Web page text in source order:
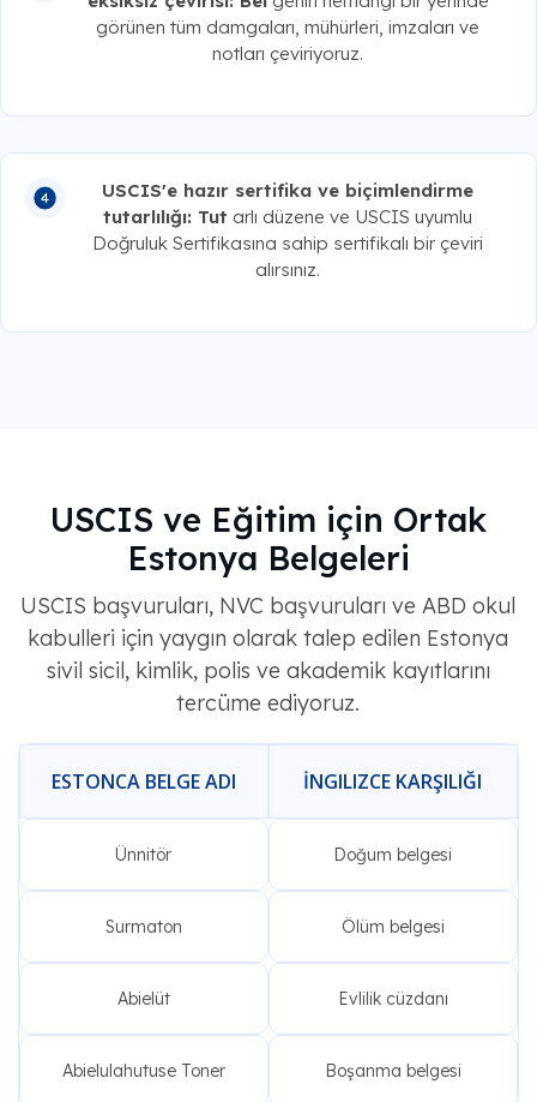
görünen tüm damgaları, mühürleri, imzaları ve
notları çeviriyoruz.
USCIS'e hazır sertifika ve biçimlendirme
tutarlılığı: Tut arlı düzene ve USCIS uyumlu
Doğruluk Sertifikasına sahip sertifikalı bir çeviri
alırsınız.
USCIS ve Eğitim için Ortak
Estonya Belgeleri
USCIS başvuruları, NVC başvuruları ve ABD okul
kabulleri için yaygın olarak talep edilen Estonya
sivil sicil, kimlik, polis ve akademik kayıtlarını
tercüme ediyoruz.
ESTONCA BELGE ADI İNGILIZCE KARŞILIĞI
Ünnitör Doğum belgesi
Surmaton Ölüm belgesi
Abielüt Evlilik cüzdanı
Abielulahutuse Toner Boşanma belgesi